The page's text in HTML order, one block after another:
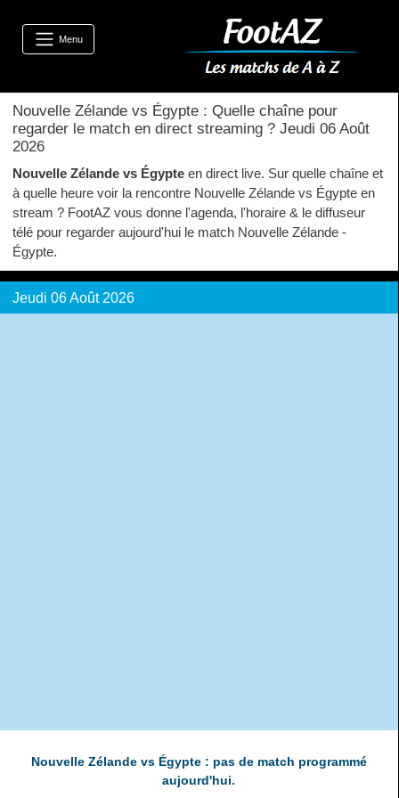
Nouvelle Zélande vs Égypte : Quelle chaîne pour
regarder le match en direct streaming ? Jeudi 06 Août
2026
Nouvelle Zélande vs Égypte en direct live. Sur quelle chaîne et
à quelle heure voir la rencontre Nouvelle Zélande vs Égypte en
stream ? FootAZ vous donne l'agenda, l'horaire & le diffuseur
télé pour regarder aujourd'hui le match Nouvelle Zélande -
Égypte.
Jeudi 06 Août 2026
Nouvelle Zélande vs Égypte : pas de match programmé
aujourd'hui.
Menu